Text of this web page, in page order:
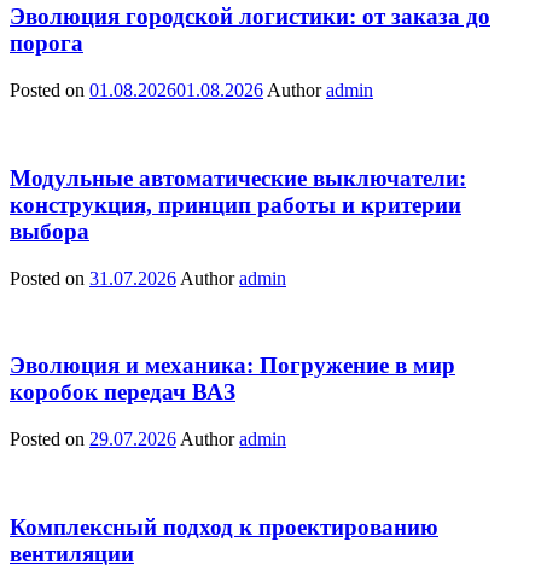
Эволюция городской логистики: от заказа до
порога
Posted on 01.08.202601.08.2026 Author admin
Модульные автоматические выключатели:
конструкция, принцип работы и критерии
выбора
Posted on 31.07.2026 Author admin
Эволюция и механика: Погружение в мир
коробок передач ВАЗ
Posted on 29.07.2026 Author admin
Комплексный подход к проектированию
вентиляции